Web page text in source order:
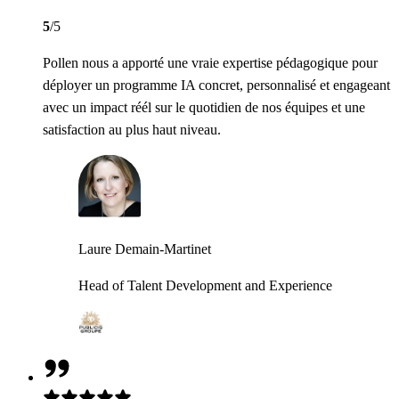
5/5
Pollen nous a apporté une vraie expertise pédagogique pour
déployer un programme IA concret, personnalisé et engageant
avec un impact réél sur le quotidien de nos équipes et une
satisfaction au plus haut niveau.
Laure Demain-Martinet
Head of Talent Development and Experience